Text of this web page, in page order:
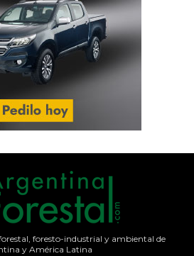
foresto-industrial y ambiental de
y América Latina